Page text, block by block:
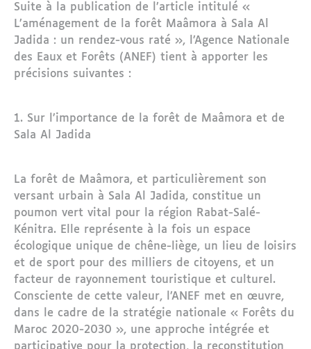
Suite à la publication de l’article intitulé «
L’aménagement de la forêt Maâmora à Sala Al
Jadida : un rendez-vous raté », l’Agence Nationale
des Eaux et Forêts (ANEF) tient à apporter les
précisions suivantes :
1. Sur l’importance de la forêt de Maâmora et de
Sala Al Jadida
La forêt de Maâmora, et particulièrement son
versant urbain à Sala Al Jadida, constitue un
poumon vert vital pour la région Rabat-Salé-
Kénitra. Elle représente à la fois un espace
écologique unique de chêne-liège, un lieu de loisirs
et de sport pour des milliers de citoyens, et un
facteur de rayonnement touristique et culturel.
Consciente de cette valeur, l’ANEF met en œuvre,
dans le cadre de la stratégie nationale « Forêts du
Maroc 2020-2030 », une approche intégrée et
participative pour la protection, la reconstitution